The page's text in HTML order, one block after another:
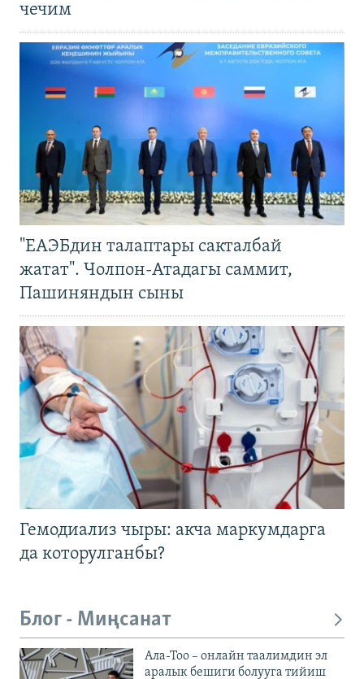
чечим
"ЕАЭБдин талаптары сакталбай
жатат". Чолпон-Атадагы саммит,
Пашиняндын сыны
Гемодиализ чыры: акча маркумдарга
да которулганбы?
Блог - Миңсанат
Ала-Тоо – онлайн таалимдин эл
аралык бешиги болууга тийиш